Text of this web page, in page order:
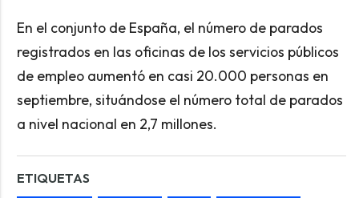
En el conjunto de España, el número de parados
registrados en las oficinas de los servicios públicos
de empleo aumentó en casi 20.000 personas en
septiembre, situándose el número total de parados
a nivel nacional en 2,7 millones.
ETIQUETAS